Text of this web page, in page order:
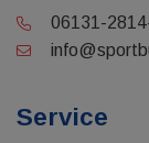
06131-
Service